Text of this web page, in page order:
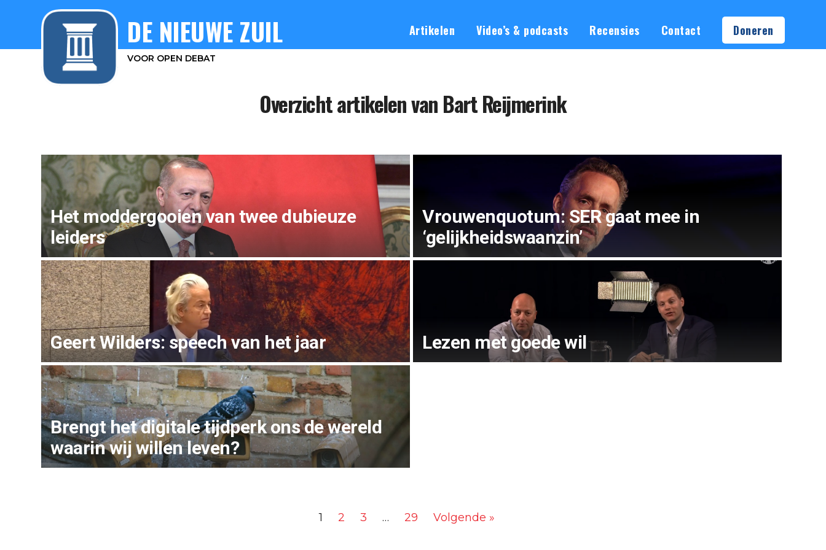
DE NIEUWE ZUIL
VOOR OPEN DEBAT
Artikelen Video’s & podcasts Recensies Contact Doneren
Overzicht artikelen van Bart Reijmerink
Het moddergooien van twee dubieuze
leiders
Vrouwenquotum: SER gaat mee in
‘gelijkheidswaanzin’
Geert Wilders: speech van het jaar Lezen met goede wil
Brengt het digitale tijdperk ons de wereld
waarin wij willen leven?
1 2 3 … 29 Volgende »